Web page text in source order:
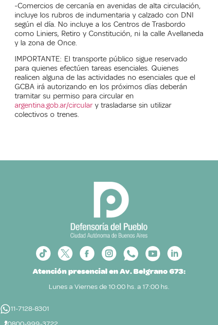
-Comercios de cercanía en avenidas de alta circulación,
incluye los rubros de indumentaria y calzado con DNI
según el día. No incluye a los Centros de Trasbordo
como Liniers, Retiro y Constitución, ni la calle Avellaneda
y la zona de Once.
IMPORTANTE: El transporte público sigue reservado
para quienes efectúen tareas esenciales. Quienes
realicen alguna de las actividades no esenciales que el
GCBA irá autorizando en los próximos días deberán
tramitar su permiso para circular en
argentina.gob.ar/circulary trasladarse sin utilizar
colectivos o trenes.
Atención presencial en Av. Belgrano 673:
Lunes a Viernes de 10:00 hs. a 17:00 hs.
11-7128-8301